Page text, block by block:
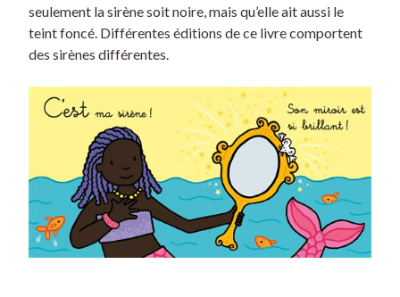
seulement la sirène soit noire, mais qu’elle ait aussi le
teint foncé. Différentes éditions de ce livre comportent
des sirènes différentes.